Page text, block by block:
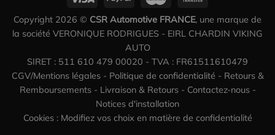
Copyright 2026 © CSR Automotive FRANCE, une marque de
la société VERONIQUE RODRIGUES - EIRL CHARDIN VIKING
AUTO
SIRET : 511 610 479 00020 - TVA : FR61511610479
CGV/Mentions légales- Politique de confidentialité - Retours &
Remboursements- Livraison & Retours- Contactez-nous-
Notices d'installation
Cookies : Modifiez vos choix en matière de confidentialité